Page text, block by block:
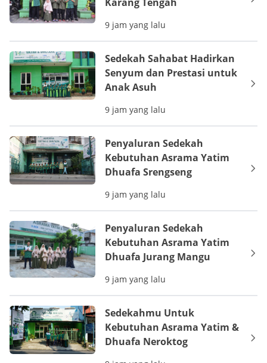
9 jam yang lalu
Sedekah Sahabat Hadirkan
Senyum dan Prestasi untuk
Anak Asuh
9 jam yang lalu
Penyaluran Sedekah
Kebutuhan Asrama Yatim
Dhuafa Srengseng
9 jam yang lalu
Penyaluran Sedekah
Kebutuhan Asrama Yatim
Dhuafa Jurang Mangu
9 jam yang lalu
Sedekahmu Untuk
Kebutuhan Asrama Yatim &
Dhuafa Neroktog